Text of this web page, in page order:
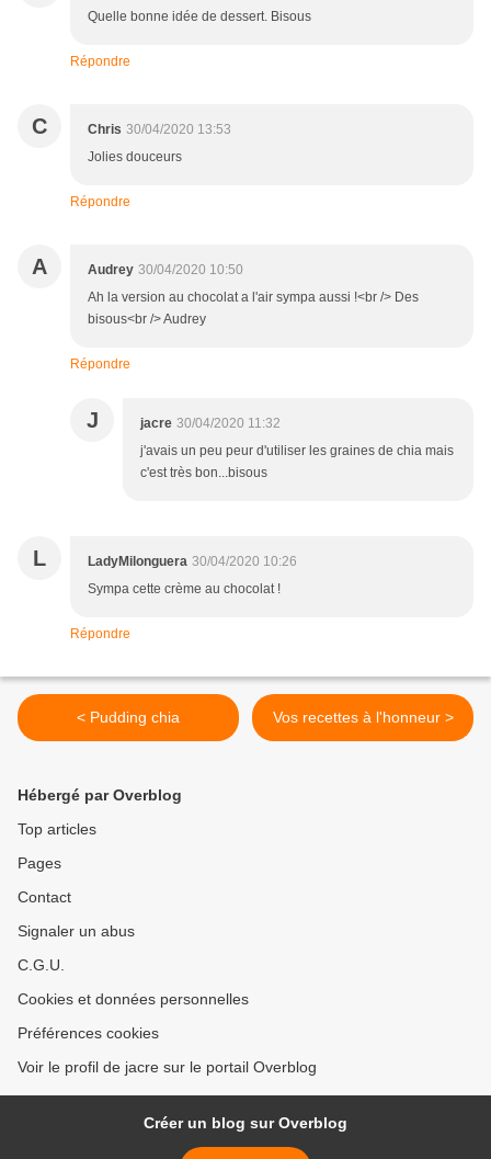
Quelle bonne idée de dessert. Bisous
Répondre
C Chris 30/04/2020 13:53
Jolies douceurs
Répondre
A Audrey 30/04/2020 10:50
Ah la version au chocolat a l'air sympa aussi !<br /> Des
bisous<br /> Audrey
Répondre
J jacre 30/04/2020 11:32
j'avais un peu peur d'utiliser les graines de chia mais
c'est très bon...bisous
L LadyMilonguera 30/04/2020 10:26
Sympa cette crème au chocolat !
Répondre
< Pudding chia Vos recettes à l'honneur >
Hébergé par Overblog
Top articles
Pages
Contact
Signaler un abus
C.G.U.
Cookies et données personnelles
Préférences cookies
Voir le profil de jacre sur le portail Overblog
Créer un blog sur Overblog